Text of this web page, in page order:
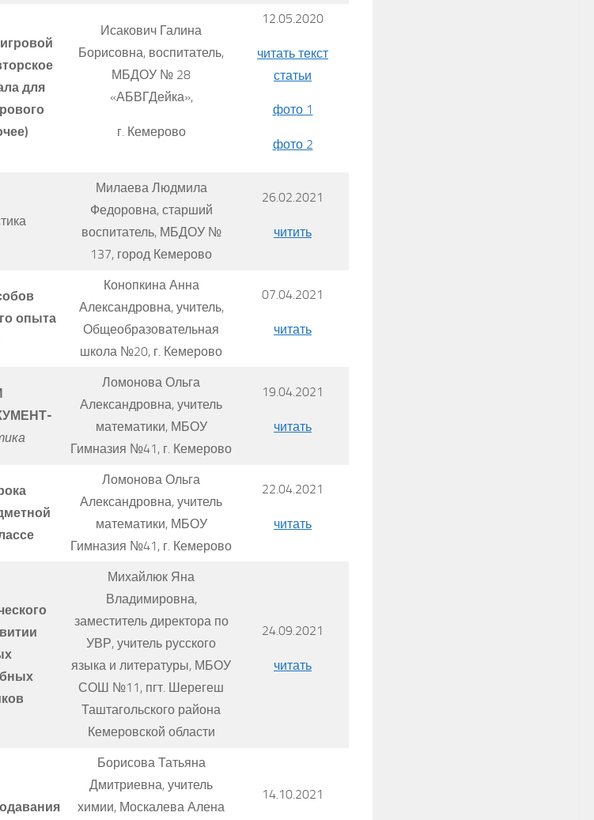
для
Исакович Галина
Борисовна, воспитатель,
МБДОУ № 28
«АБВГДейка»,
г. Кемерово
12.05.2020
читать текст
статьи
фото 1
фото 2
Милаева Людмила
Федоровна, старший
воспитатель, МБДОУ №
137, город Кемерово
26.02.2021
читить
опыта
Конопкина Анна
Александровна, учитель,
Общеобразовательная
школа №20, г. Кемерово
07.04.2021
читать
Ломонова Ольга
Александровна, учитель
математики, МБОУ
Гимназия №41, г. Кемерово
19.04.2021
читать
Ломонова Ольга
Александровна, учитель
математики, МБОУ
Гимназия №41, г. Кемерово
22.04.2021
читать
Михайлюк Яна
Владимировна,
заместитель директора по
УВР, учитель русского
языка и литературы, МБОУ
СОШ №11, пгт. Шерегеш
Таштагольского района
Кемеровской области
24.09.2021
читать
Борисова Татьяна
Дмитриевна, учитель
химии, Москалева Алена
14.10.2021